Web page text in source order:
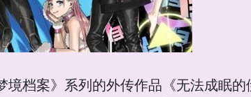
档案》系列的外传作品《无法成眠